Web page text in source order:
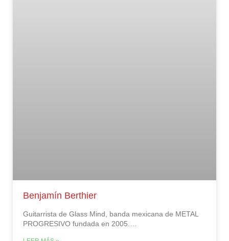
Benjamín Berthier
Guitarrista de Glass Mind, banda mexicana de METAL
PROGRESIVO fundada en 2005.…